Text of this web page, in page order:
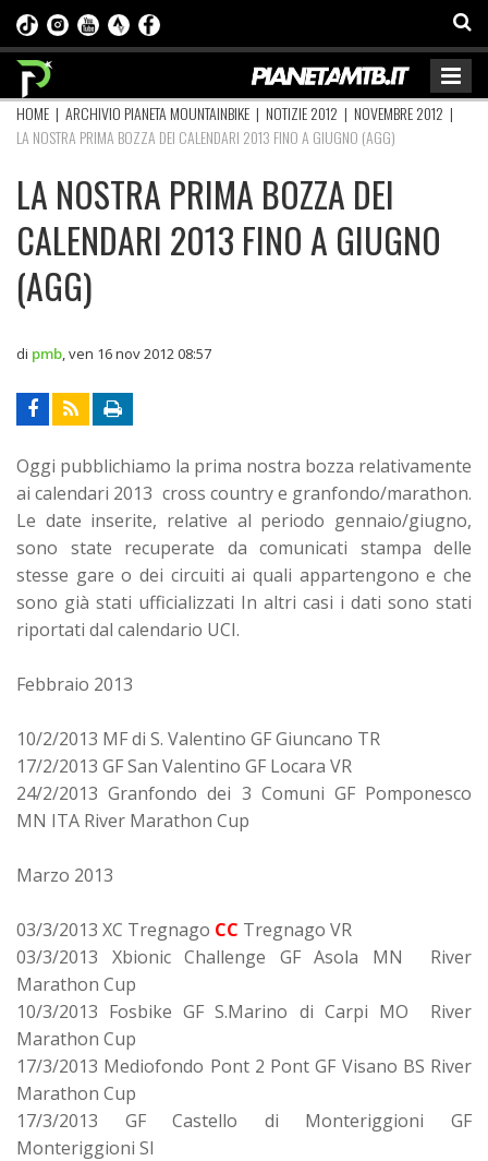
HOME | ARCHIVIO PIANETA MOUNTAINBIKE | NOTIZIE 2012 | NOVEMBRE 2012 |
LA NOSTRA PRIMA BOZZA DEI CALENDARI 2013 FINO A GIUGNO (AGG)
LA NOSTRA PRIMA BOZZA DEI
CALENDARI 2013 FINO A GIUGNO
(AGG)
di pmb ven 16 nov 2012 08:57
Oggi pubblichiamo la prima nostra bozza relativamente
ai calendari 2013 cross country e granfondo/marathon.
Le date inserite, relative al periodo gennaio/giugno,
sono state recuperate da comunicati stampa delle
stesse gare o dei circuiti ai quali appartengono e che
sono già stati ufficializzati In altri casi i dati sono stati
riportati dal calendario UCI.
Febbraio 2013
10/2/2013 MF di S. Valentino GF Giuncano TR
17/2/2013 GF San Valentino GF Locara VR
24/2/2013 Granfondo dei 3 Comuni GF Pomponesco
MN ITA River Marathon Cup
Marzo 2013
03/3/2013 XC Tregnago CC Tregnago VR
03/3/2013 Xbionic Challenge GF Asola MN River
Marathon Cup
10/3/2013 Fosbike GF S.Marino di Carpi MO River
Marathon Cup
17/3/2013 Mediofondo Pont 2 Pont GF Visano BS River
Marathon Cup
17/3/2013 GF Castello di Monteriggioni GF
Monteriggioni SI